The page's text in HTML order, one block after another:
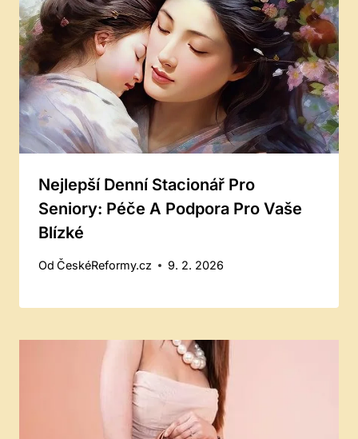
Nejlepší Denní Stacionář Pro
Seniory: Péče A Podpora Pro Vaše
Blízké
Od ČeskéReformy.cz 9. 2. 2026